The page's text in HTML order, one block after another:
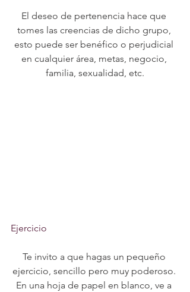
El deseo de pertenencia hace que
tomes las creencias de dicho grupo,
esto puede ser benéfico o perjudicial
en cualquier área, metas, negocio,
familia, sexualidad, etc.
Ejercicio
Te invito a que hagas un pequeño
ejercicio, sencillo pero muy poderoso.
En una hoja de papel en blanco, ve a